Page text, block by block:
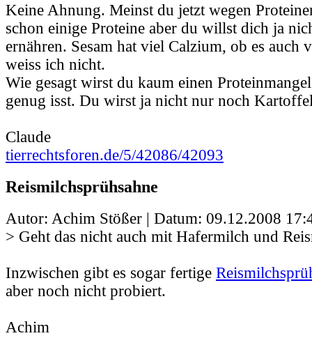
Keine Ahnung. Meinst du jetzt wegen
schon einige Proteine aber du willst dich ja
ernähren. Sesam hat viel Calzium, ob es auch
weiss ich nicht.
Wie gesagt wirst du kaum einen
genug isst. Du wirst ja nicht nur noch
Claude
tierrechtsforen.de/5/42086/42093
Reismilchsprühsahne
Autor: Achim Stößer | Datum: 09.12.2008
> Geht das nicht auch mit Hafermilch und
Inzwischen gibt es sogar fertige
aber noch nicht probiert.
Achim